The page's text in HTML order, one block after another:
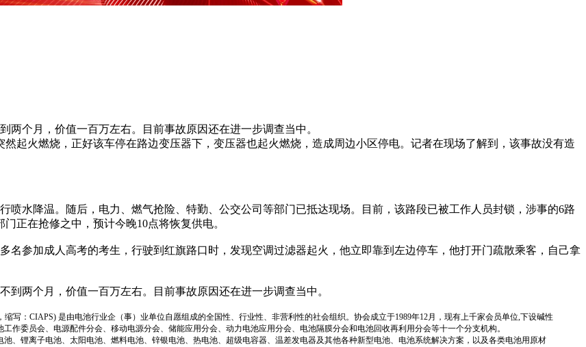
个月，价值一百万左右。目前事故原因还在进一步调查当中。
火燃烧，正好该车停在路边变压器下，变压器也起火燃烧，造成周边小区停电。记者在现场了解到，该事故没有造
水降温。随后，电力、燃气抢险、特勤、公交公司等部门已抵达现场。目前，该路段已被工作人员封锁，涉事的6路
正在抢修之中，预计今晚10点将恢复供电。
参加成人高考的考生，行驶到红旗路口时，发现空调过滤器起火，他立即靠到左边停车，他打开门疏散乘客，自己拿
到两个月，价值一百万左右。目前事故原因还在进一步调查当中。
缩写：CIAPS) 是由电池行业企（事）业单位自愿组成的全国性、行业性、非营利性的社会组织。协会成立于1989年12月，现有上千家会员单位,下设碱性
作委员会、电源配件分会、移动电源分会、储能应用分会、动力电池应用分会、电池隔膜分会和电池回收再利用分会等十一个分支机构。
、锂离子电池、太阳电池、燃料电池、锌银电池、热电池、超级电容器、温差发电器及其他各种新型电池、电池系统解决方案，以及各类电池用原材